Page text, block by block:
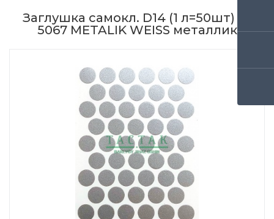
Заглушка самокл. D14 (1 л=50шт) A-
5067 METALIK WEISS металлик